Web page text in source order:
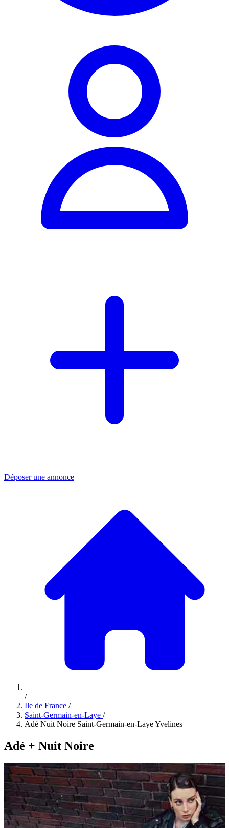
Déposer une annonce
/
Ile de France /
Saint-Germain-en-Laye /
Adé Nuit Noire Saint-Germain-en-Laye Yvelines
Adé + Nuit Noire